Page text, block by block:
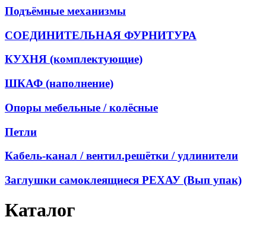
Подъёмные механизмы
СОЕДИНИТЕЛЬНАЯ ФУРНИТУРА
КУХНЯ (комплектующие)
ШКАФ (наполнение)
Опоры мебельные / колёсные
Петли
Кабель-канал / вентил.решётки / удлинители
Заглушки самоклеящиеся РЕХАУ (Вып упак)
Каталог